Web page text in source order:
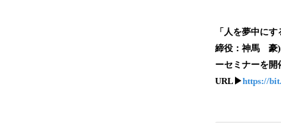
「人を夢中に
締役：神馬 豪)
ーセミナーを
URL▶︎https://